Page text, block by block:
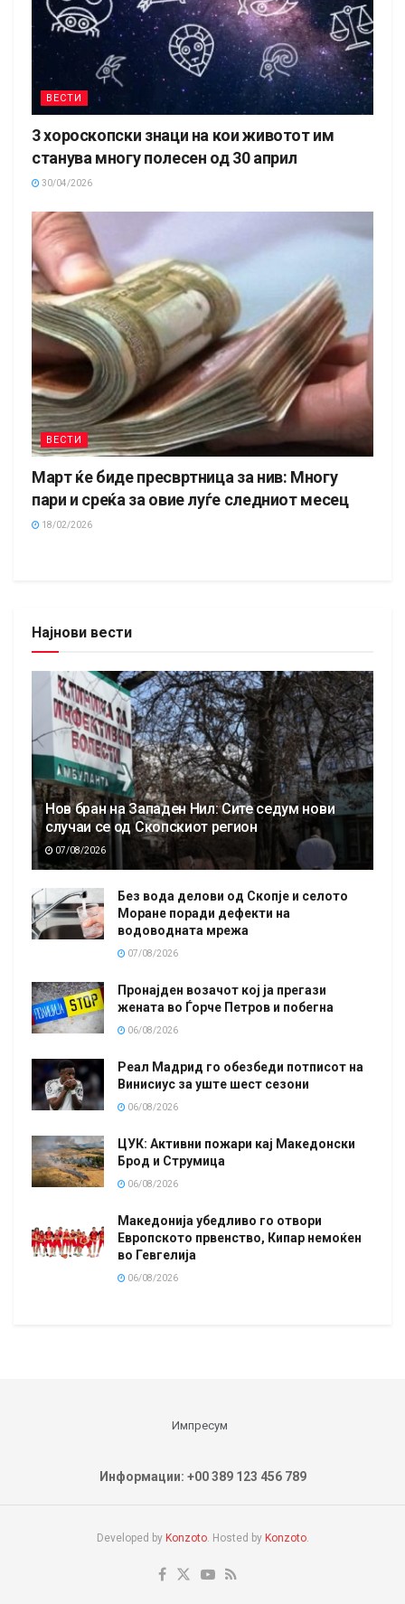
ВЕСТИ
3 хороскопски знаци на кои животот им
станува многу полесен од 30 април
30/04/2026
ВЕСТИ
Март ќе биде пресвртница за нив: Многу
пари и среќа за овие луѓе следниот месец
18/02/2026
Најнови вести
Нов бран на Западен Нил: Сите седум нови
случаи се од Скопскиот регион
07/08/2026
Без вода делови од Скопје и селото
Моране поради дефекти на
водоводната мрежа
07/08/2026
Пронајден возачот кој ја прегази
жената во Ѓорче Петров и побегна
06/08/2026
Реал Мадрид го обезбеди потписот на
Винисиус за уште шест сезони
06/08/2026
ЦУК: Активни пожари кај Македонски
Брод и Струмица
06/08/2026
Македонија убедливо го отвори
Европското првенство, Кипар немоќен
во Гевгелија
06/08/2026
Импресум
Информации: +00 389 123 456 789
Developed by Konzoto. Hosted by Konzoto.